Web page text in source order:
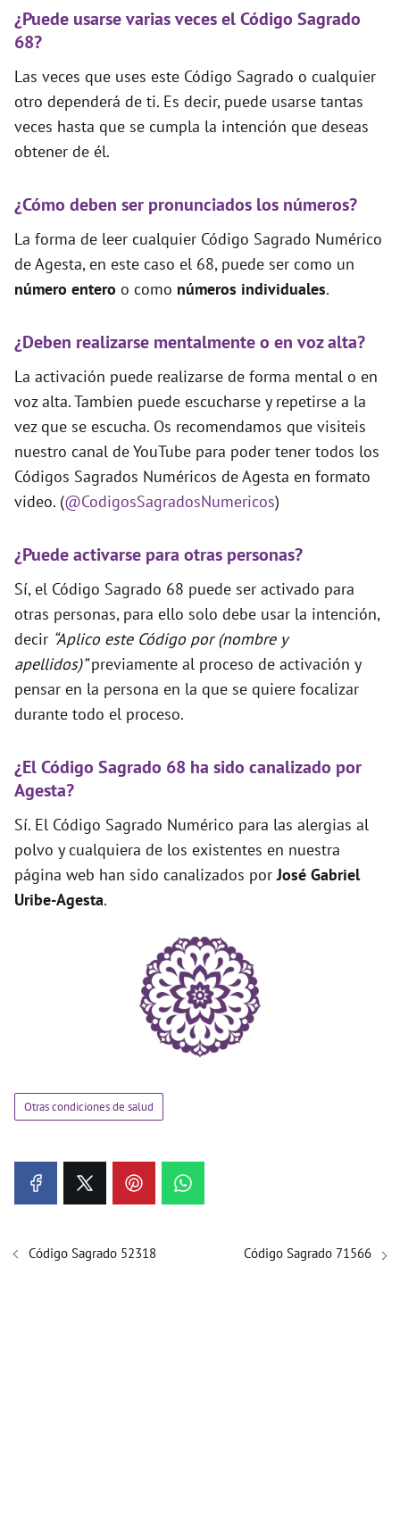
¿Puede usarse varias veces el Código Sagrado
68?
Las veces que uses este Código Sagrado o cualquier
otro dependerá de ti. Es decir, puede usarse tantas
veces hasta que se cumpla la intención que deseas
obtener de él.
¿Cómo deben ser pronunciados los números?
La forma de leer cualquier Código Sagrado Numérico
de Agesta, en este caso el 68, puede ser como un
número entero o como números individuales.
¿Deben realizarse mentalmente o en voz alta?
La activación puede realizarse de forma mental o en
voz alta. Tambien puede escucharse y repetirse a la
vez que se escucha. Os recomendamos que visiteis
nuestro canal de YouTube para poder tener todos los
Códigos Sagrados Numéricos de Agesta en formato
video. (@CodigosSagradosNumericos)
¿Puede activarse para otras personas?
Sí, el Código Sagrado 68 puede ser activado para
otras personas, para ello solo debe usar la intención,
decir “Aplico este Código por (nombre y
apellidos)”previamente al proceso de activación y
pensar en la persona en la que se quiere focalizar
durante todo el proceso.
¿El Código Sagrado 68 ha sido canalizado por
Agesta?
Sí. El Código Sagrado Numérico para las alergias al
polvo y cualquiera de los existentes en nuestra
página web han sido canalizados porJosé Gabriel
Uribe-Agesta.
Otras condiciones de salud
Código Sagrado 52318 Código Sagrado 71566